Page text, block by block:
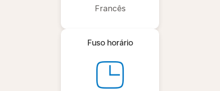
Francês
Fuso horário